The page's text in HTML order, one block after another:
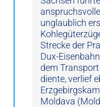
unglaublich
Strecke der
Dux-
dem
diente, verlief
Moldava